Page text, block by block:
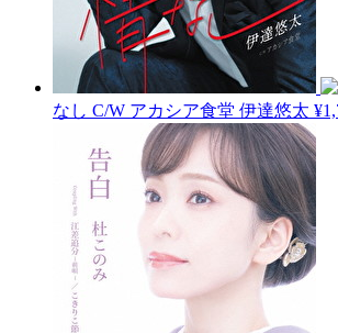
なし C/W アカシア食堂 伊達悠太